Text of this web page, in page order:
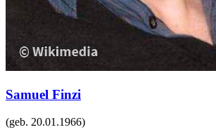
Samuel Finzi
(geb. 20.01.1966)